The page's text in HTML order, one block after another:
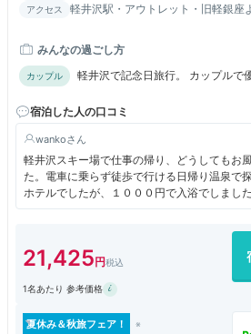
アクセス
軽井沢駅・アウトレット・旧軽銀座
みんなの過ごし方
カップル 軽井沢で記念日旅行。 カップルで
宿泊した人の口コミ
wanko
軽井沢スキー場で仕事の帰り、どうしてもお
た。電車に乗らず徒歩で行ける日帰り温泉で探
ホテルでしたが、１０００円で入浴でしまし
いますが、貸切状態でした。少々歩きますが
21,425
1名あたり 参考価格
夏休み＆秋旅フェア！